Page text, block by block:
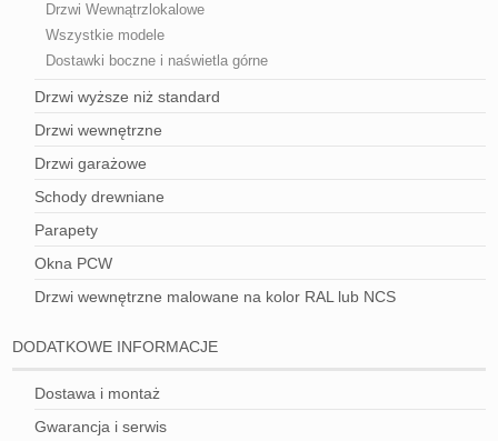
Drzwi Wewnątrzlokalowe
Wszystkie modele
Dostawki boczne i naświetla górne
Drzwi wyższe niż standard
Drzwi wewnętrzne
Drzwi garażowe
Schody drewniane
Parapety
Okna PCW
Drzwi wewnętrzne malowane na kolor RAL lub NCS
DODATKOWE INFORMACJE
Dostawa i montaż
Gwarancja i serwis